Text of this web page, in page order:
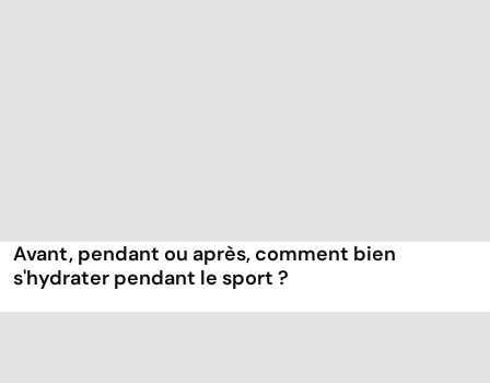
Avant, pendant ou après, comment bien
s'hydrater pendant le sport ?